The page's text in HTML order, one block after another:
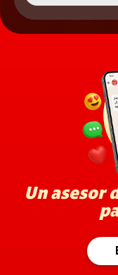
Un asesor